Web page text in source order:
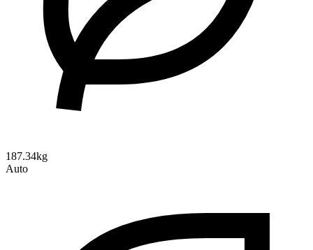
187.34kg
Auto